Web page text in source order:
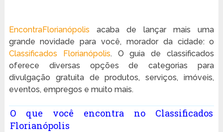
EncontraFlorianópolis acaba de lançar mais uma
grande novidade para você, morador da cidade: o
Classificados Florianópolis. O guia de classificados
oferece diversas opções de categorias para
divulgação gratuita de produtos, serviços, imóveis,
eventos, empregos e muito mais.
O que você encontra no Classificados
Florianópolis